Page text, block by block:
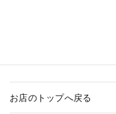
お店のトップへ戻る